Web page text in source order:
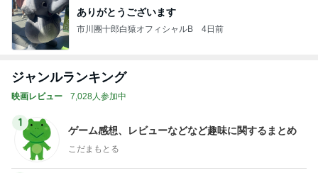
ありがとうございます
市川團十郎白猿オフィシャルB 4日前
ジャンルランキング
映画レビュー 7,028人参加中
1
ゲーム感想、レビューなどなど趣味に関するまとめ
こだまもとる